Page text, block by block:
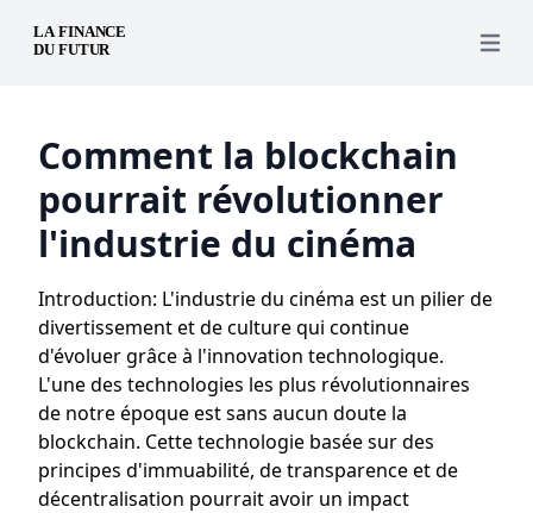
Open
Comment la blockchain
pourrait révolutionner
l'industrie du cinéma
Introduction: L'industrie du cinéma est un pilier de
divertissement et de culture qui continue
d'évoluer grâce à l'innovation technologique.
L'une des technologies les plus révolutionnaires
de notre époque est sans aucun doute la
blockchain. Cette technologie basée sur des
principes d'immuabilité, de transparence et de
décentralisation pourrait avoir un impact